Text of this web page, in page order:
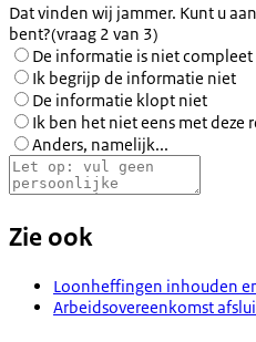
Dat vinden wij jammer. Kunt u
bent?(vraag 2 van 3)
De informatie is niet compleet
Ik begrijp de informatie niet
De informatie klopt niet
Ik ben het niet eens met deze
Anders, namelijk...
Zie ook
Loonheffingen inhouden
Arbeidsovereenkomst